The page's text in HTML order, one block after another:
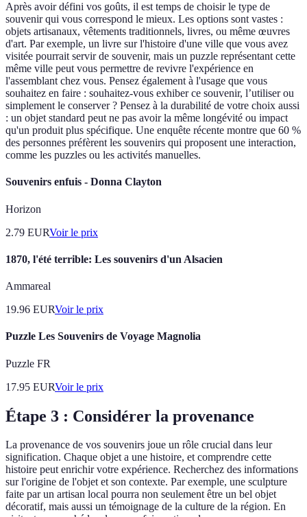
Après avoir défini vos goûts, il est temps de choisir le type de
souvenir qui vous correspond le mieux. Les options sont vastes :
objets artisanaux, vêtements traditionnels, livres, ou même œuvres
d'art. Par exemple, un livre sur l'histoire d'une ville que vous avez
visitée pourrait servir de souvenir, mais un puzzle représentant cette
même ville peut vous permettre de revivre l'expérience en
l'assemblant chez vous. Pensez également à l'usage que vous
souhaitez en faire : souhaitez-vous exhiber ce souvenir, l’utiliser ou
simplement le conserver ? Pensez à la durabilité de votre choix aussi
: un objet standard peut ne pas avoir la même longévité ou impact
qu'un produit plus spécifique. Une enquête récente montre que 60 %
des personnes préfèrent les souvenirs qui proposent une interaction,
comme les puzzles ou les activités manuelles.
Souvenirs enfuis - Donna Clayton
Horizon
2.79 EURVoir le prix
1870, l'été terrible: Les souvenirs d'un Alsacien
Ammareal
19.96 EURVoir le prix
Puzzle Les Souvenirs de Voyage Magnolia
Puzzle FR
17.95 EURVoir le prix
Étape 3 : Considérer la provenance
La provenance de vos souvenirs joue un rôle crucial dans leur
signification. Chaque objet a une histoire, et comprendre cette
histoire peut enrichir votre expérience. Recherchez des informations
sur l'origine de l'objet et son contexte. Par exemple, une sculpture
faite par un artisan local pourra non seulement être un bel objet
décoratif, mais aussi un témoignage de la culture de la région. En